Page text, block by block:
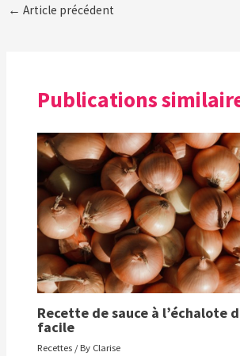
← Article précédent
Publications
Recette de sauce à l’échalote
facile
Recettes / By Clarise